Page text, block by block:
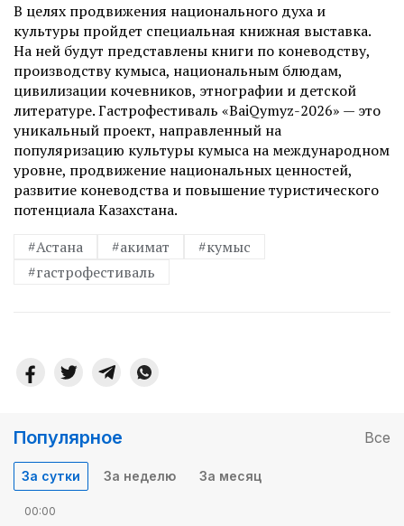
В целях продвижения национального духа и
культуры пройдет специальная книжная выставка.
На ней будут представлены книги по коневодству,
производству кумыса, национальным блюдам,
цивилизации кочевников, этнографии и детской
литературе. Гастрофестиваль «BaiQymyz-2026» — это
уникальный проект, направленный на
популяризацию культуры кумыса на международном
уровне, продвижение национальных ценностей,
развитие коневодства и повышение туристического
потенциала Казахстана.
#Астана
#акимат
#кумыс
#гастрофестиваль
Популярное Все
За сутки За неделю За месяц
00:00